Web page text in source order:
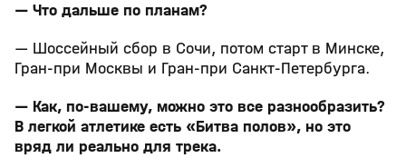
— Что дальше по планам?
— Шоссейный сбор в Сочи, потом старт в Минске,
Гран-при Москвы и Гран-при Санкт-Петербурга.
— Как, по-вашему, можно это все разнообразить?
В легкой атлетике есть «Битва полов», но это
вряд ли реально для трека.